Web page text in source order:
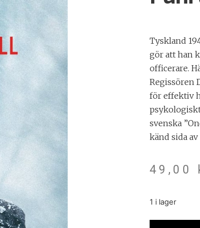
Tyskland
gör att han
officerare.
Regissören
för effektiv
svenska
känd sida
49,00
1 i lager